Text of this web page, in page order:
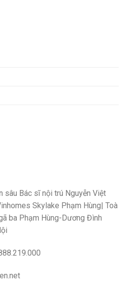
sâu Bác sĩ nội trú Nguyễn Việt
Skylake Phạm Hùng| Toà
ba Phạm Hùng-Dương Đình